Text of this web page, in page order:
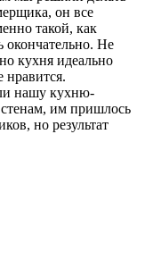
он все
такой, как
окончательно. Не
кухня идеально
нравится.
нашу кухню-
им пришлось
но результат